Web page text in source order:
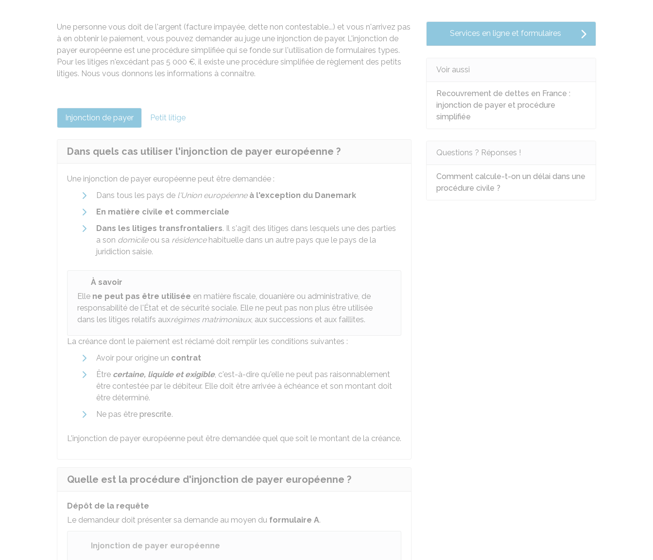
Une personne vous doit de l'argent (facture impayée, dette non contestable...) et vous n'arrivez pas
à en obtenir le paiement, vous pouvez demander au juge une injonction de payer. L'injonction de
payer européenne est une procédure simplifiée qui se fonde sur l'utilisation de formulaires types.
Pour les litiges n'excédant pas 5 000 €, il existe une procédure simplifiée de règlement des petits
litiges. Nous vous donnons les informations à connaître.
Injonction de payer Petit litige
Dans quels cas utiliser l'injonction de payer européenne ?
Une injonction de payer européenne peut être demandée :
Dans tous les pays de l'Union européenne à l'exception du Danemark
En matière civile et commerciale
Dans les litiges transfrontaliers. Il s'agit des litiges dans lesquels une des parties
a son domicileou sa résidencehabituelle dans un autre pays que le pays de la
juridiction saisie.
À savoir
Elle ne peut pas être utilisée en matière fiscale, douanière ou administrative, de
responsabilité de l'État et de sécurité sociale. Elle ne peut pas non plus être utilisée
dans les litiges relatifs auxrégimes matrimoniaux, aux successions et aux faillites.
La créance dont le paiement est réclamé doit remplir les conditions suivantes :
Avoir pour origine un contrat
Être certaine, liquide et exigible, c'est-à-dire qu'elle ne peut pas raisonnablement
être contestée par le débiteur. Elle doit être arrivée à échéance et son montant doit
être déterminé.
Ne pas être prescrite.
L'injonction de payer européenne peut être demandée quel que soit le montant de la créance.
Quelle est la procédure d'injonction de payer européenne ?
Dépôt de la requête
Le demandeur doit présenter sa demande au moyen du formulaire A.
Injonction de payer européenne
Services en ligne et formulaires
Voir aussi
Recouvrement de dettes en France :
injonction de payer et procédure
simplifiée
Questions ? Réponses !
Comment calcule-t-on un délai dans une
procédure civile ?